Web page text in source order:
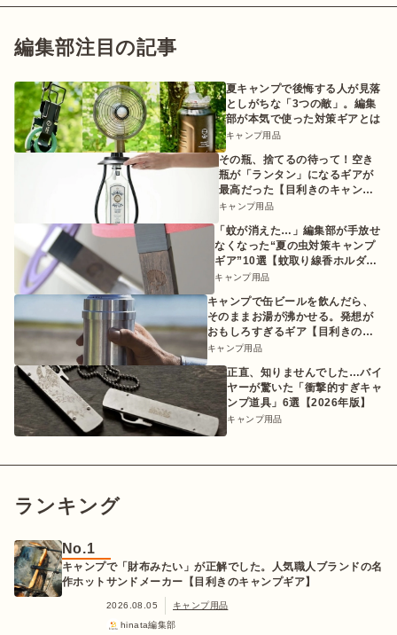
編集部注目の記事
夏キャンプで後悔する人が見落
としがちな「3つの敵」。編集
部が本気で使った対策ギアとは
キャンプ用品
その瓶、捨てるの待って！空き
瓶が「ランタン」になるギアが
最高だった【目利きのキャンプ
ギア】
キャンプ用品
「蚊が消えた…」編集部が手放せ
なくなった“夏の虫対策キャンプ
ギア”10選【蚊取り線香ホルダー
etc.】
キャンプ用品
キャンプで缶ビールを飲んだら、
そのままお湯が沸かせる。発想が
おもしろすぎるギア【目利きのキ
ャンプギア】
キャンプ用品
正直、知りませんでした…バイ
ヤーが驚いた「衝撃的すぎキャ
ンプ道具」6選【2026年版】
キャンプ用品
ランキング
No.1
キャンプで「財布みたい」が正解でした。人気職人ブランドの名
作ホットサンドメーカー【目利きのキャンプギア】
2026.08.05
キャンプ用品
hinata編集部